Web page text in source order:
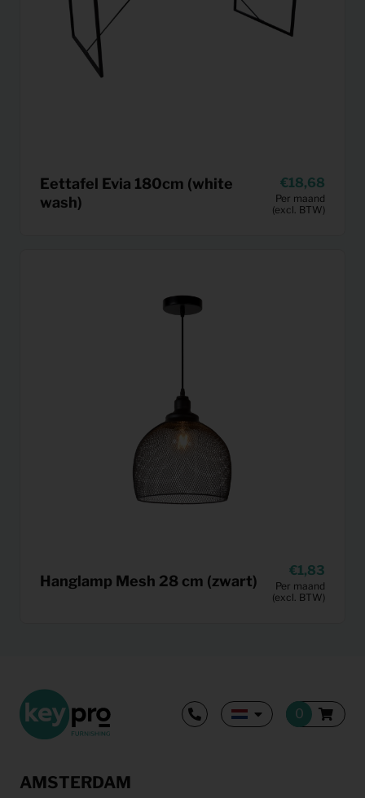
Eettafel Evia 180cm (white
wash)
18,68
Per maand
(excl. BTW)
Hanglamp Mesh 28 cm (zwart)
1,83
Per maand
(excl. BTW)
AMSTERDAM